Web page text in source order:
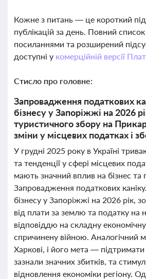
Кожне з питань — це короткий
публікацій за день. Повний
посиланнями та розширений
доступні у комерційній версії
Стисло про головне:
Запровадження податкових
бізнесу у Запоріжжі на 2026
туристичного збору на
зміни у місцевих податках і
У грудні 2025 року в Україні
та тенденції у сфері місцевих
мають значний вплив на бізнес та
Запровадження податкових
бізнесу у Запоріжжі на 2026 рік,
від плати за землю та податку на
відповіддю на складну
спричинену війною. Аналогічний
Харкові, і його мета — підтримати
зазнали значних збитків, та
відновлення економіки регіону.